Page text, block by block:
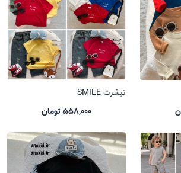
تیشرت SMILE
558,000 تومان